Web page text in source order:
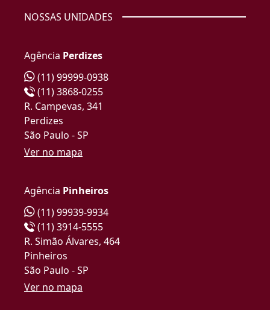
NOSSAS UNIDADES
Agência Perdizes
(11) 99999-0938
(11) 3868-0255
R. Campevas, 341
Perdizes
São Paulo - SP
Ver no mapa
Agência Pinheiros
(11) 99939-9934
(11) 3914-5555
R. Simão Álvares, 464
Pinheiros
São Paulo - SP
Ver no mapa